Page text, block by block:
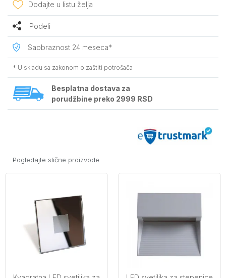
Dodajte u listu želja
Podeli
Saobraznost 24 meseca*
* U skladu sa zakonom o zaštiti potrošača
Besplatna dostava za
porudžbine preko 2999 RSD
Pogledajte slične proizvode